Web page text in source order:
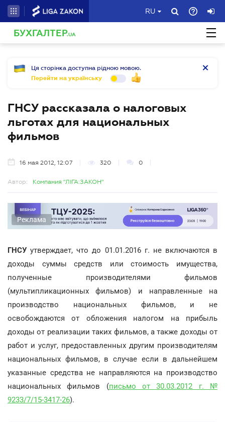
RU
БУХГАЛТЕР.UA
Ця сторінка доступна рідною мовою.
Перейти на українську
ГНСУ рассказала о налоговых
льготах для национальных
фильмов
16 мая 2012, 12:07 320 0
Автор: Компания "ЛІГА:ЗАКОН"
Реклама
ГНСУ утверждает, что до 01.01.2016 г. не включаются в
доходы суммы средств или стоимость имущества,
полученные производителями фильмов
(мультипликационных фильмов) и направленные на
производство национальных фильмов, и не
освобождаются от обложения налогом на прибыль
доходы от реализации таких фильмов, а также доходы от
работ и услуг, предоставленных другим производителям
национальных фильмов, в случае если в дальнейшем
указанные средства не направляются на производство
национальных фильмов (письмо от 30.03.2012 г. №
9233/7/15-3417-26).